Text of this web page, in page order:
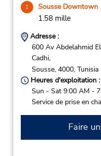
1 Sousse Downtown
1.58 mille
Adresse :
600 Av Abdelahmid El
Cadhi,
Sousse, 4000, Tunisia
Heures d'exploitation :
Sun - Sat 9:00 AM -
Service de prise en
Faire